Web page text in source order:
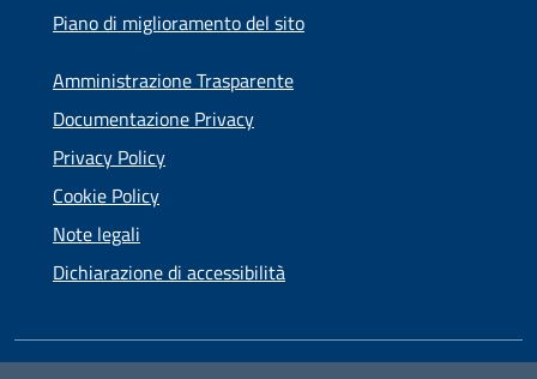
Piano di miglioramento del sito
Amministrazione Trasparente
Documentazione Privacy
Privacy Policy
Cookie Policy
Note legali
Dichiarazione di accessibilità